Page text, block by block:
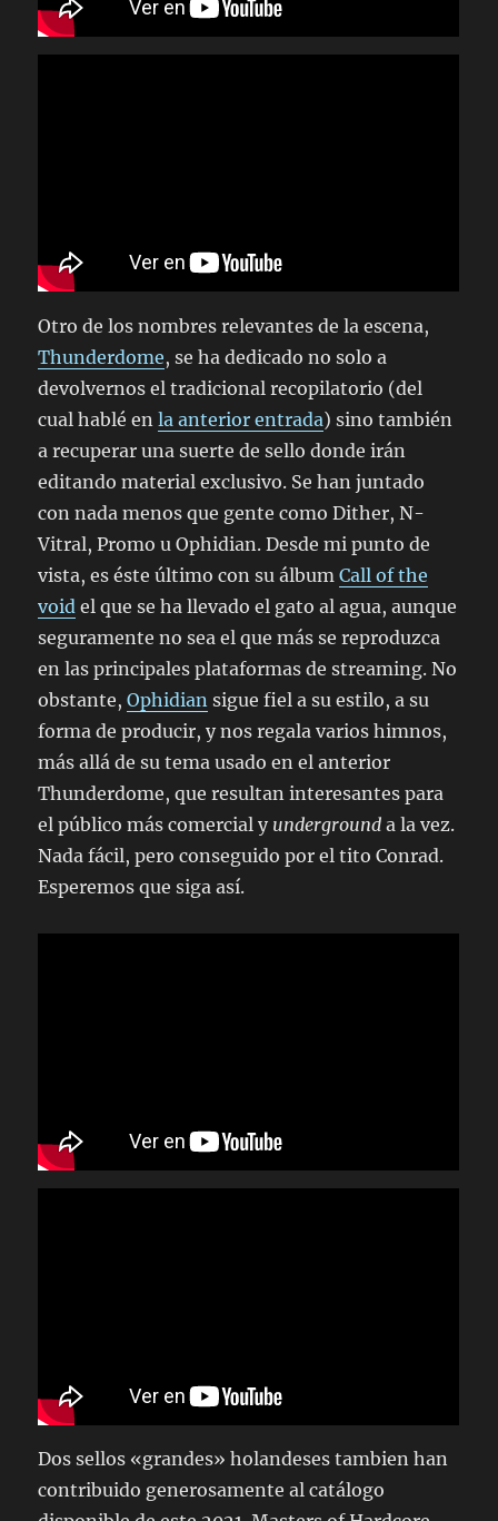
Otro de los nombres relevantes de la escena,
Thunderdome, se ha dedicado no solo a
devolvernos el tradicional recopilatorio (del
cual hablé enla anterior entrada) sino también
a recuperar una suerte de sello donde irán
editando material exclusivo. Se han juntado
con nada menos que gente como Dither, N-
Vitral, Promo u Ophidian. Desde mi punto de
vista, es éste último con su álbumCall of the
void el que se ha llevado el gato al agua, aunque
seguramente no sea el que más se reproduzca
en las principales plataformas de streaming. No
obstante,Ophidian sigue fiel a su estilo, a su
forma de producir, y nos regala varios himnos,
más allá de su tema usado en el anterior
Thunderdome, que resultan interesantes para
el público más comercial y undergrounda la vez.
Nada fácil, pero conseguido por el tito Conrad.
Esperemos que siga así.
Dos sellos «grandes» holandeses tambien han
contribuido generosamente al catálogo